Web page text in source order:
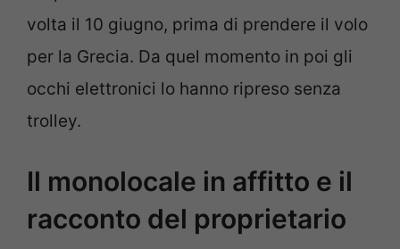
volta il 10 giugno, prima di prendere il volo
per la Grecia. Da quel momento in poi gli
occhi elettronici lo hanno ripreso senza
trolley.
Il monolocale in affitto e il
racconto del proprietario